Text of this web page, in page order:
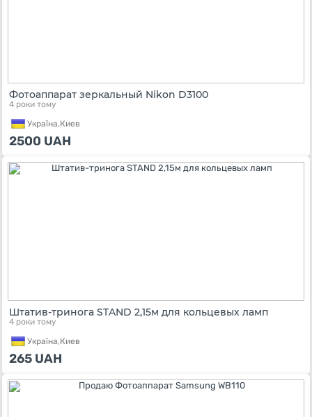
Фотоаппарат зеркальный Nikon D3100
4 роки тому
Україна,Киев
2500 UAH
Штатив-тринога STAND 2,15м для кольцевых ламп
4 роки тому
Україна,Киев
265 UAH